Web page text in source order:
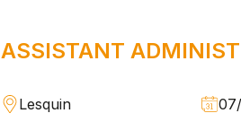
ASSISTANT
Lesquin